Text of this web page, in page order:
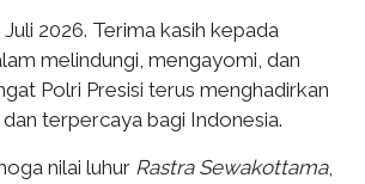
2026. Terima kasih kepada
melindungi, mengayomi, dan
Polri Presisi terus menghadirkan
terpercaya bagi Indonesia.
nilai luhur Rastra Sewakottama,